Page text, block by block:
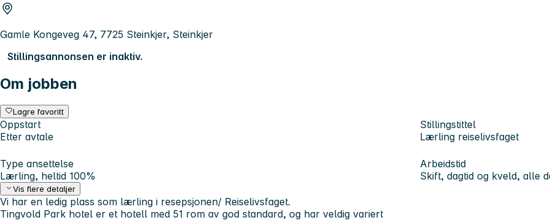
Gamle Kongeveg 47, 7725 Steinkjer, Steinkjer
Stillingsannonsen er inaktiv.
Om jobben
Lagre favoritt
Oppstart
Etter avtale
Stillingstittel
Lærling reiselivsfaget
Type ansettelse
Lærling, heltid 100%
Arbeidstid
Skift, dagtid og kveld, alle
Vis flere detaljer
Vi har en ledig plass som lærling i resepsjonen/ Reiselivsfaget.
Tingvold Park hotel er et hotell med 51 rom av god standard, og har veldig variert